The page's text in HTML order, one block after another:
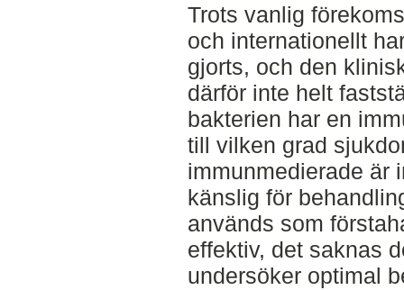
Trots vanlig
och internationellt
gjorts, och den
därför inte helt
bakterien har en
till vilken grad
immunmedierade är
känslig för
används som
effektiv, det saknas
undersöker optimal